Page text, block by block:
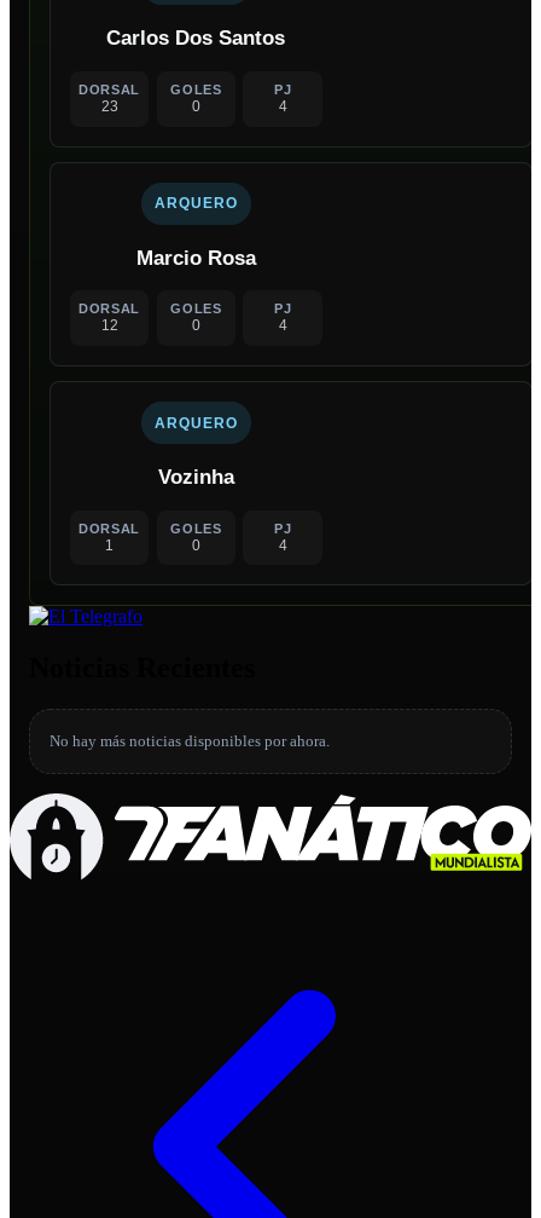
Carlos Dos Santos
DORSAL
23
GOLES
0
PJ
4
ARQUERO
Marcio Rosa
DORSAL
12
GOLES
0
PJ
4
ARQUERO
Vozinha
DORSAL
1
GOLES
0
PJ
4
No hay más noticias disponibles por ahora.